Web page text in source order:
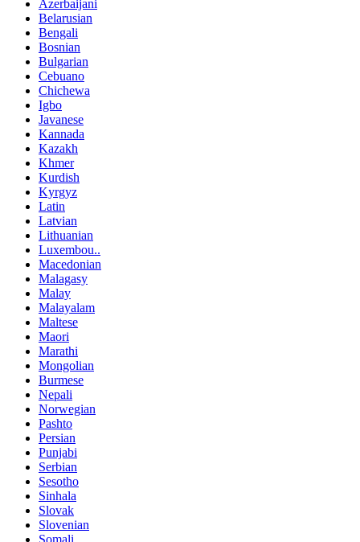
Azerbaijani
Belarusian
Bengali
Bosnian
Bulgarian
Cebuano
Chichewa
Igbo
Javanese
Kannada
Kazakh
Khmer
Kurdish
Kyrgyz
Latin
Latvian
Lithuanian
Luxembou..
Macedonian
Malagasy
Malay
Malayalam
Maltese
Maori
Marathi
Mongolian
Burmese
Nepali
Norwegian
Pashto
Persian
Punjabi
Serbian
Sesotho
Sinhala
Slovak
Slovenian